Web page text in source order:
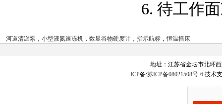
6. 待工作面
河道清淤泵 ， 小型液氮速冻机 ， 数显谷物硬度计 ， 指示航标 ，恒温摇床
地址：江苏省金坛市北环
ICP备:苏ICP备08021508号-6 技术